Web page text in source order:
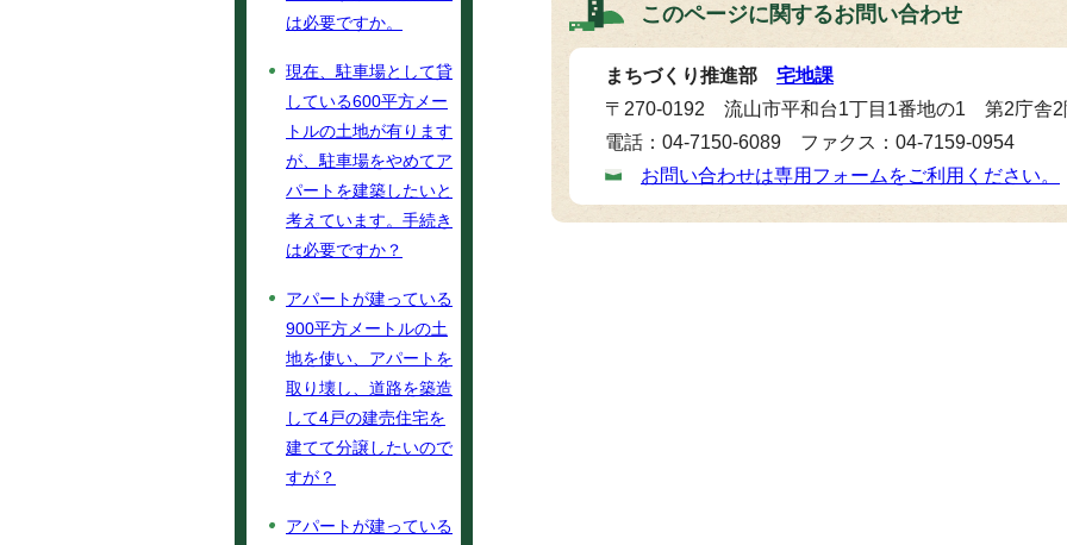
このページに関するお問い合わせ
まちづくり推進部 宅地課
〒270-0192 流山市平和台1丁目1番地の1 第2庁舎2
電話：04-7150-6089 ファクス：04-7159-0954
お問い合わせは専用フォームをご利用ください。
は必要ですか。
現在、駐車場として貸
している600平方メー
トルの土地が有ります
が、駐車場をやめてア
パートを建築したいと
考えています。手続き
は必要ですか？
アパートが建っている
900平方メートルの土
地を使い、アパートを
取り壊し、道路を築造
して4戸の建売住宅を
建てて分譲したいので
すが？
アパートが建っている